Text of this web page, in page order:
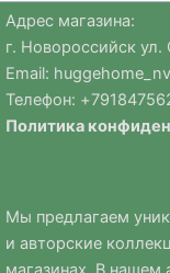
Адрес магазина:
г. Новороссийск ул.
Email:
Телефон: +
Политика
Мы предлагаем
и авторские